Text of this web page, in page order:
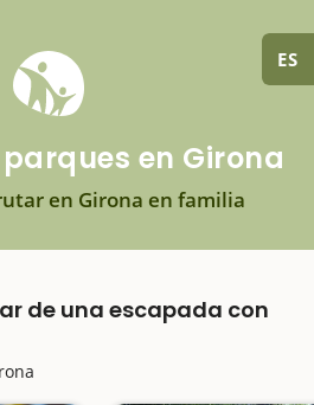
ES
en Girona
en Girona en familia
de una escapada con